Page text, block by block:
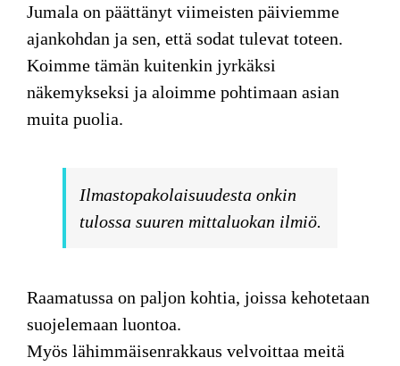
Jumala on päättänyt viimeisten päiviemme
ajankohdan ja sen, että sodat tulevat toteen.
Koimme tämän kuitenkin jyrkäksi
näkemykseksi ja aloimme pohtimaan asian
muita puolia.
Ilmastopakolaisuudesta onkin
tulossa suuren mittaluokan ilmiö.
Raamatussa on paljon kohtia, joissa kehotetaan
suojelemaan luontoa.
Myös lähimmäisenrakkaus velvoittaa meitä